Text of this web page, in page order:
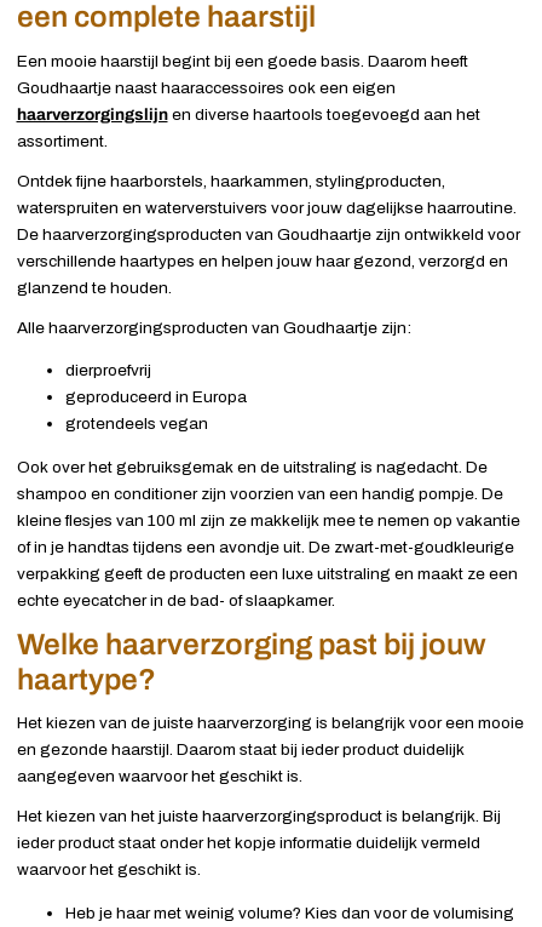
een complete haarstijl
Een mooie haarstijl begint bij een goede basis. Daarom heeft
Goudhaartje naast haaraccessoires ook een eigen
haarverzorgingslijnen diverse haartools toegevoegd aan het
assortiment.
Ontdek fijne haarborstels, haarkammen, stylingproducten,
waterspruiten en waterverstuivers voor jouw dagelijkse haarroutine.
De haarverzorgingsproducten van Goudhaartje zijn ontwikkeld voor
verschillende haartypes en helpen jouw haar gezond, verzorgd en
glanzend te houden.
Alle haarverzorgingsproducten van Goudhaartje zijn:
dierproefvrij
geproduceerd in Europa
grotendeels vegan
Ook over het gebruiksgemak en de uitstraling is nagedacht. De
shampoo en conditioner zijn voorzien van een handig pompje. De
kleine flesjes van 100 ml zijn ze makkelijk mee te nemen op vakantie
of in je handtas tijdens een avondje uit. De zwart-met-goudkleurige
verpakking geeft de producten een luxe uitstraling en maakt ze een
echte eyecatcher in de bad- of slaapkamer.
Welke haarverzorging past bij jouw
haartype?
Het kiezen van de juiste haarverzorging is belangrijk voor een mooie
en gezonde haarstijl. Daarom staat bij ieder product duidelijk
aangegeven waarvoor het geschikt is.
Het kiezen van het juiste haarverzorgingsproduct is belangrijk. Bij
ieder product staat onder het kopje informatie duidelijk vermeld
waarvoor het geschikt is.
Heb je haar met weinig volume? Kies dan voor de volumising